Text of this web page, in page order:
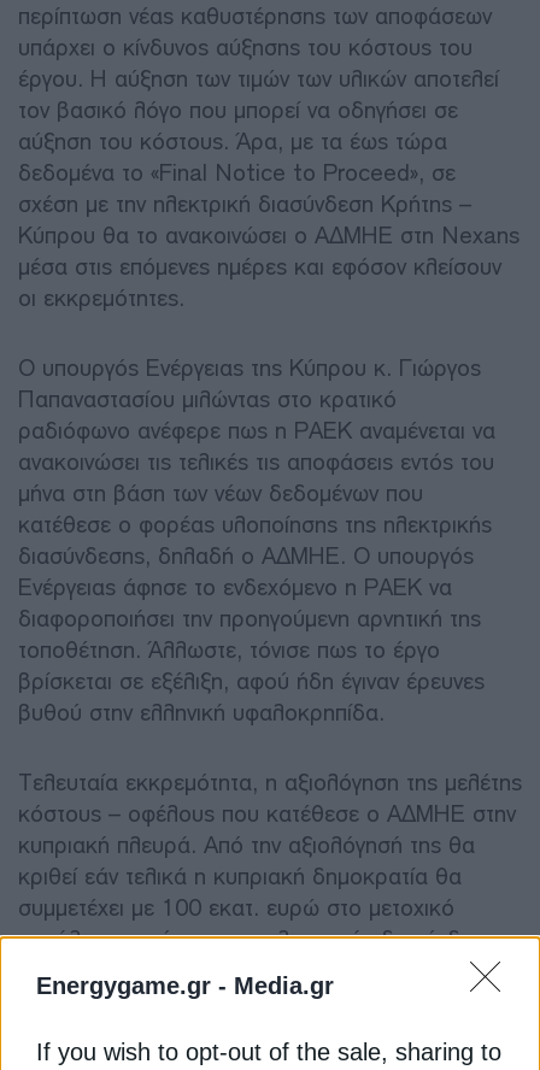
Energygame.gr - Media.gr
If you wish to opt-out of the sale, sharing to
περίπτωση νέας καθυστέρησης των αποφάσεων
υπάρχει ο κίνδυνος αύξησης του κόστους του
έργου. Η αύξηση των τιμών των υλικών αποτελεί
τον βασικό λόγο που μπορεί να οδηγήσει σε
αύξηση του κόστους. Άρα, με τα έως τώρα
δεδομένα το «Final Notice to Proceed», σε
σχέση με την ηλεκτρική διασύνδεση Κρήτης –
Κύπρου θα το ανακοινώσει ο ΑΔΜΗΕ στη Nexans
μέσα στις επόμενες ημέρες και εφόσον κλείσουν
οι εκκρεμότητες.
Ο υπουργός Ενέργειας της Κύπρου κ. Γιώργος
Παπαναστασίου μιλώντας στο κρατικό
ραδιόφωνο ανέφερε πως η ΡΑΕΚ αναμένεται να
ανακοινώσει τις τελικές τις αποφάσεις εντός του
μήνα στη βάση των νέων δεδομένων που
κατέθεσε ο φορέας υλοποίησης της ηλεκτρικής
διασύνδεσης, δηλαδή ο ΑΔΜΗΕ. Ο υπουργός
Ενέργειας άφησε το ενδεχόμενο η ΡΑΕΚ να
διαφοροποιήσει την προηγούμενη αρνητική της
τοποθέτηση. Άλλωστε, τόνισε πως το έργο
βρίσκεται σε εξέλιξη, αφού ήδη έγιναν έρευνες
βυθού στην ελληνική υφαλοκρηπίδα.
Τελευταία εκκρεμότητα, η αξιολόγηση της μελέτης
κόστους – οφέλους που κατέθεσε ο ΑΔΜΗΕ στην
κυπριακή πλευρά. Από την αξιολόγησή της θα
κριθεί εάν τελικά η κυπριακή δημοκρατία θα
συμμετέχει με 100 εκατ. ευρώ στο μετοχικό
κεφάλαιο του έργου της ηλεκτρικής διασύνδεσης.
Διαβάστε ακόμη